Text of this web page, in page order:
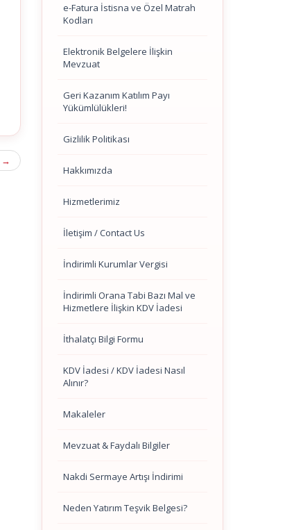
→
e-Fatura İstisna ve Özel Matrah
Kodları
Elektronik Belgelere İlişkin
Mevzuat
Geri Kazanım Katılım Payı
Yükümlülükleri!
Gizlilik Politikası
Hakkımızda
Hizmetlerimiz
İletişim / Contact Us
İndirimli Kurumlar Vergisi
İndirimli Orana Tabi Bazı Mal ve
Hizmetlere İlişkin KDV İadesi
İthalatçı Bilgi Formu
KDV İadesi / KDV İadesi Nasıl
Alınır?
Makaleler
Mevzuat & Faydalı Bilgiler
Nakdi Sermaye Artışı İndirimi
Neden Yatırım Teşvik Belgesi?